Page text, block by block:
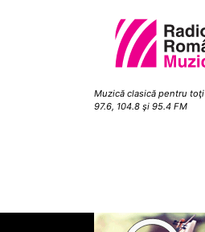
Muzică clasică pentru toţi
97.6, 104.8 şi 95.4 FM